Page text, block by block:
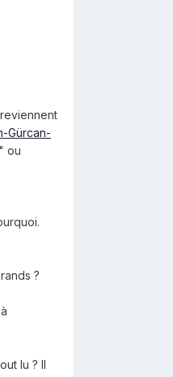
Gürcan-
ou
?
lu ? Il